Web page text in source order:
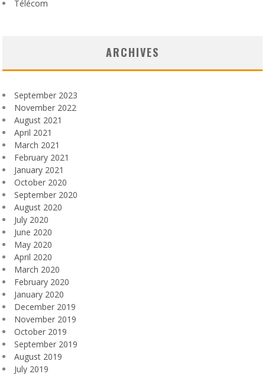
Télécom
ARCHIVES
September 2023
November 2022
August 2021
April 2021
March 2021
February 2021
January 2021
October 2020
September 2020
August 2020
July 2020
June 2020
May 2020
April 2020
March 2020
February 2020
January 2020
December 2019
November 2019
October 2019
September 2019
August 2019
July 2019